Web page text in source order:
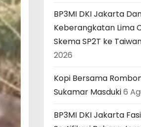
BP3MI DKI Jakarta
Keberangkatan Lima
Skema SP2T ke
2026
Kopi Bersama
Sukamar Masduki6
BP3MI DKI Jakarta